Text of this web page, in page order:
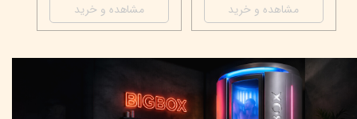
مشاهده و خرید مشاهده و خرید